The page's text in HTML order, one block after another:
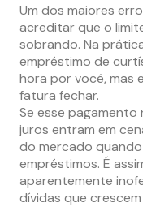
Um dos maiores
acreditar que o
sobrando. Na
empréstimo de
hora por você, mas
fatura fechar.
Se esse
juros entram em
do mercado
empréstimos. É
aparentemente
dívidas que